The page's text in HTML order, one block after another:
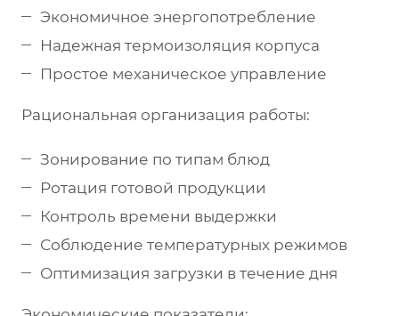
Экономичное энергопотребление
Надежная термоизоляция корпуса
Простое механическое управление
Рациональная организация работы:
Зонирование по типам блюд
Ротация готовой продукции
Контроль времени выдержки
Соблюдение температурных режимов
Оптимизация загрузки в течение дня